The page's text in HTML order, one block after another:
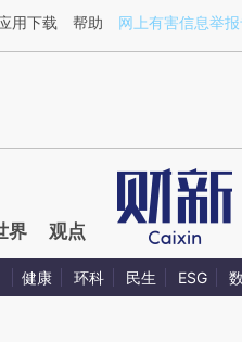
c9WzRMIl](https://
用下载 帮助 网上有害信息举
界 观点
健康 环科 民生 ESG